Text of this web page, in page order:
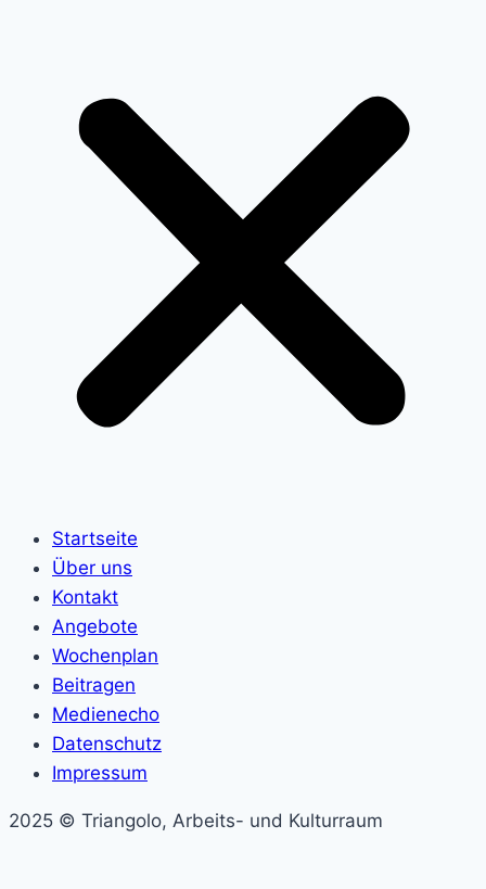
Startseite
Über uns
Kontakt
Angebote
Wochenplan
Beitragen
Medienecho
Datenschutz
Impressum
2025 © Triangolo, Arbeits- und Kulturraum